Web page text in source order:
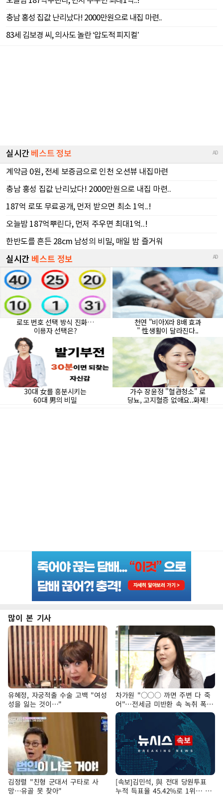
많이 본 기사
유혜정, 자궁적출 수술 고백 "여성
성을 잃는 것이…"
차가원 "○○○ 까면 주변 다 죽
어"…전세금 미반환 속 녹취 폭로
파장
김정렬 "친형 군대서 구타로 사
망…유골 못 찾아"
[속보]김민석, 與 전대 당원투표
누적 득표율 45.42%로 1위… 정